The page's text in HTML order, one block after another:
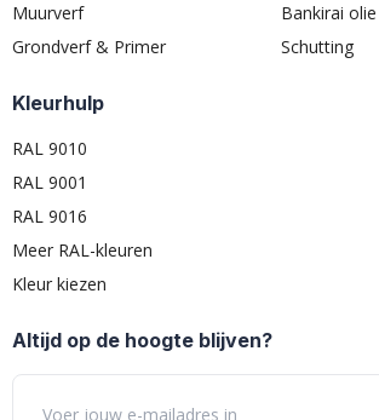
Muurverf
Grondverf & Primer
Bankirai olie
Schutting
Kleurhulp
RAL 9010
RAL 9001
RAL 9016
Meer RAL-kleuren
Kleur kiezen
Altijd op de hoogte blijven?